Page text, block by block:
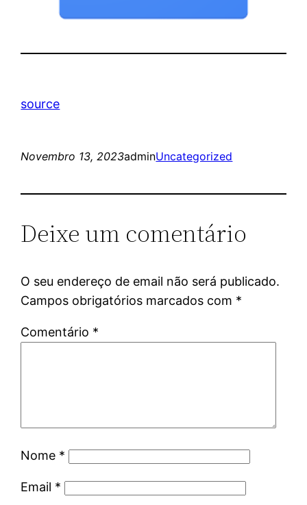
source
Novembro 13, 2023adminUncategorized
Deixe um comentário
O seu endereço de email não será publicado.
Campos obrigatórios marcados com *
Comentário *
Nome *
Email *